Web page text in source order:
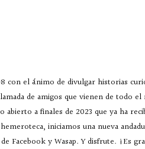
con el ánimo de divulgar historias
de amigos que vienen de todo
abierto a finales de 2023 que ya ha
iniciamos una nueva
Facebook y Wasap. Y disfrute. ¡Es